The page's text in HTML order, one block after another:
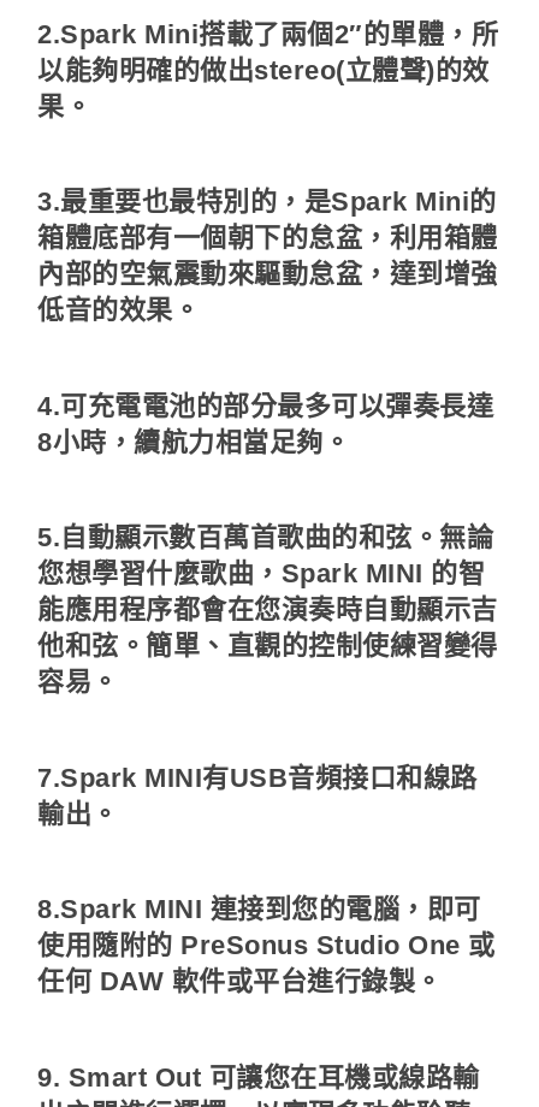
2.Spark Mini搭載了兩個2″的單體，所
以能夠明確的做出stereo(立體聲)的效
果。
3.最重要也最特別的，是Spark Mini的
箱體底部有一個朝下的怠盆，利用箱體
內部的空氣震動來驅動怠盆，達到增強
低音的效果。
4.可充電電池的部分最多可以彈奏長達
8小時，續航力相當足夠。
5.自動顯示數百萬首歌曲的和弦。無論
您想學習什麼歌曲，Spark MINI 的智
能應用程序都會在您演奏時自動顯示吉
他和弦。簡單、直觀的控制使練習變得
容易。
7.Spark MINI有USB音頻接口和線路
輸出。
8.Spark MINI 連接到您的電腦，即可
使用隨附的 PreSonus Studio One 或
任何 DAW 軟件或平台進行錄製。
9. Smart Out 可讓您在耳機或線路輸